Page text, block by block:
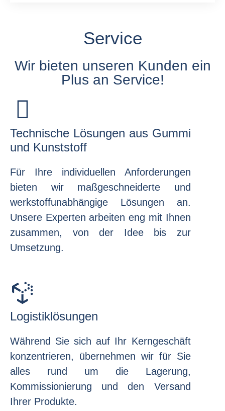
Service
Wir bieten unseren Kunden ein
Plus an Service!​
Technische Lösungen aus Gummi
und Kunststoff
Für Ihre individuellen Anforderungen
bieten wir maßgeschneiderte und
werkstoffunabhängige Lösungen an.
Unsere Experten arbeiten eng mit Ihnen
zusammen, von der Idee bis zur
Umsetzung.
Logistiklösungen
Während Sie sich auf Ihr Kerngeschäft
konzentrieren, übernehmen wir für Sie
alles rund um die Lagerung,
Kommissionierung und den Versand
Ihrer Produkte.